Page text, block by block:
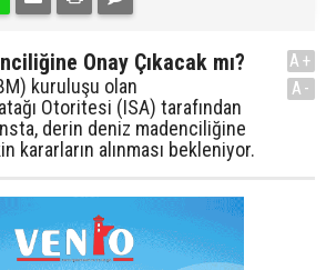
Onay Çıkacak mı?
kuruluşu olan
Otoritesi (ISA) tarafından
derin deniz madenciliğine
kararların alınması bekleniyor.
A+
A-